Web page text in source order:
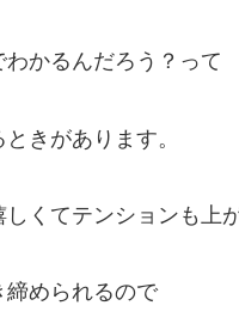
かるんだろう？って
きがあります。
くてテンションも上
められるので